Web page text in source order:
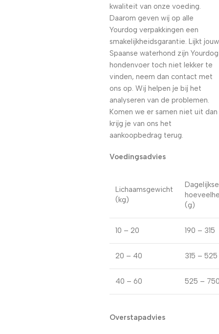
kwaliteit van onze voeding.
Daarom geven wij op alle
Yourdog verpakkingen een
smakelijkheidsgarantie. Lijkt jouw
Spaanse waterhond zijn Yourdog
hondenvoer toch niet lekker te
vinden, neem dan contact met
ons op. Wij helpen je bij het
analyseren van de problemen.
Komen we er samen niet uit dan
krijg je van ons het
aankoopbedrag terug.
Voedingsadvies
Lichaamsgewicht
(kg)
Dagelijkse
(g)
10 – 20 190 – 315
20 – 40 315 – 525
40 – 60 525 –
Overstapadvies